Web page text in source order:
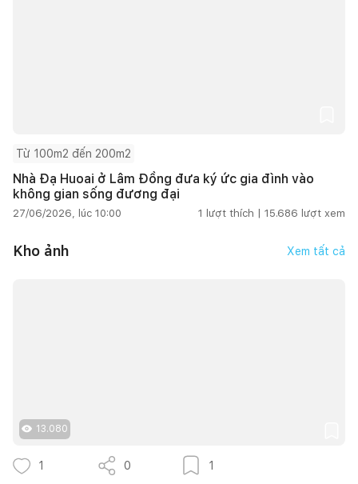
Từ 100m2 đến 200m2
Nhà Đạ Huoai ở Lâm Đồng đưa ký ức gia đình vào
không gian sống đương đại
27/06/2026, lúc 10:00 1 lượt thích | 15.686 lượt xem
Kho ảnh Xem tất cả
13.080
1 0 1